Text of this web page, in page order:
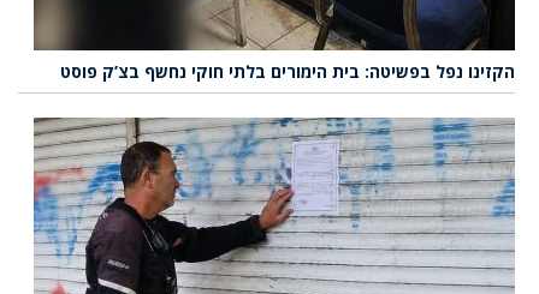
הקזינו נפל בפשיטה: בית הימורים בלתי חוקי נחשף בצ’ק פוסט